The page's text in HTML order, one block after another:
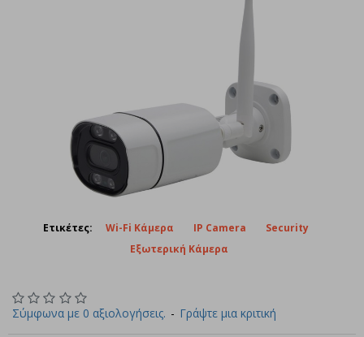
Ετικέτες: Wi-Fi Κάμερα IP Camera
Security
Εξωτερική Κάμερα
Σύμφωνα με 0 αξιολογήσεις. - Γράψτε μια κριτική